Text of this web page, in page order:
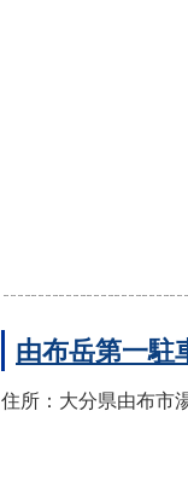
由布岳第一駐
住所：大分県由布市